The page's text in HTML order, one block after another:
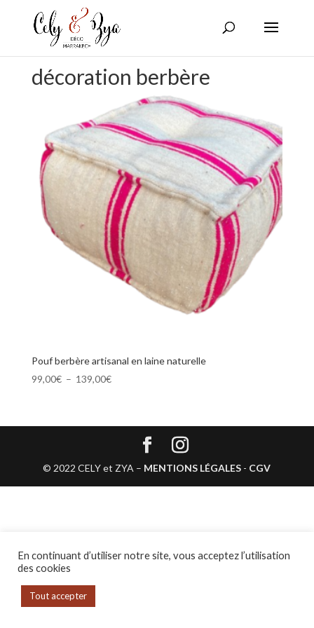
décoration berbère
Pouf berbère artisanal en laine naturelle
99,00€ – 139,00€Plage
99,00€
© 2022 CELY et ZYA – MENTIONS LÉGALES - CGV
En continuant d’utiliser notre site, vous acceptez l’utilisation
des cookies
Tout accepter